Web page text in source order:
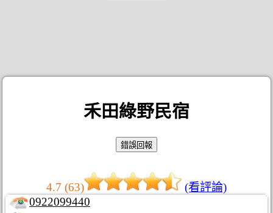
禾田綠野民宿
4.7 (63)
(看評論)
0922099440